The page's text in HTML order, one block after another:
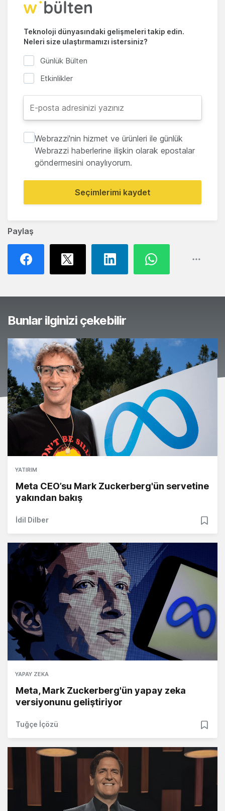
Paylaş
Teknoloji dünyasındaki gelişmeleri takip edin.
Neleri size ulaştırmamızı istersiniz?
Günlük Bülten
Etkinlikler
Webrazzi'nin hizmet ve ürünleri ile günlük
Webrazzi haberlerine ilişkin olarak epostalar
göndermesini onaylıyorum.
Seçimlerimi kaydet
Bunlar ilginizi çekebilir
YATIRIM
Meta CEO’su Mark Zuckerberg'ün servetine
yakından bakış
İdil Dilber
YAPAY ZEKA
Meta, Mark Zuckerberg'ün yapay zeka
versiyonunu geliştiriyor
Tuğçe İçözü